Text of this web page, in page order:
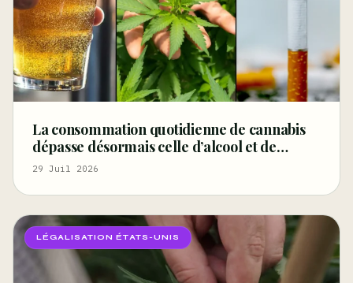
La consommation quotidienne de cannabis
dépasse désormais celle d’alcool et de
cigarettes, selon un rapport fédéral –
29 Juil 2026
LÉGALISATION ÉTATS-UNIS